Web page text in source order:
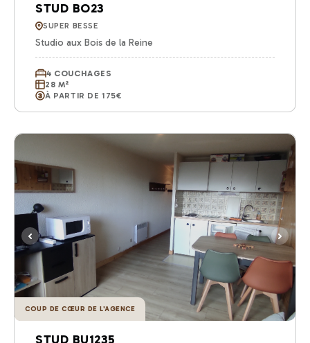
STUD BO23
SUPER BESSE
Studio aux Bois de la Reine
4 COUCHAGES
28 M²
À PARTIR DE 175€
COUP DE CŒUR DE L'AGENCE
STUD BU1235